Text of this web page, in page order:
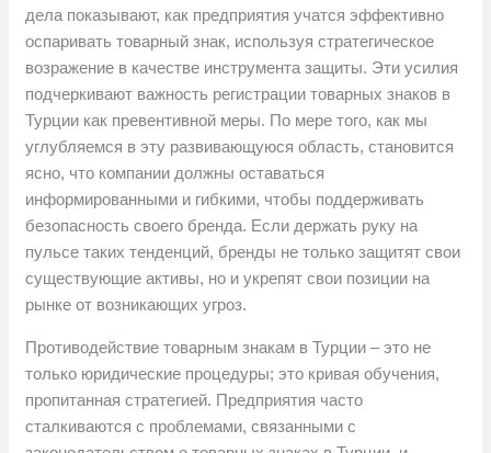
дела показывают, как предприятия учатся эффективно
оспаривать товарный знак, используя стратегическое
возражение в качестве инструмента защиты. Эти усилия
подчеркивают важность регистрации товарных знаков в
Турции как превентивной меры. По мере того, как мы
углубляемся в эту развивающуюся область, становится
ясно, что компании должны оставаться
информированными и гибкими, чтобы поддерживать
безопасность своего бренда. Если держать руку на
пульсе таких тенденций, бренды не только защитят свои
существующие активы, но и укрепят свои позиции на
рынке от возникающих угроз.
Противодействие товарным знакам в Турции – это не
только юридические процедуры; это кривая обучения,
пропитанная стратегией. Предприятия часто
сталкиваются с проблемами, связанными с